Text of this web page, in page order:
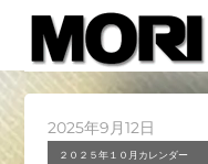
TwitterFacebook
YouTube
2025年9月12日
２０２５年１０月カレンダー